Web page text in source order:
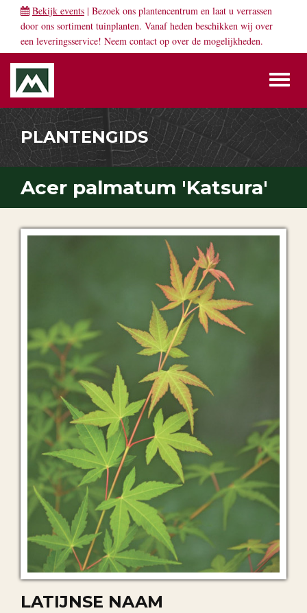
Bekijk events | Bezoek ons plantencentrum en laat u verrassen
door ons sortiment tuinplanten. Vanaf heden beschikken wij over
een leveringsservice! Neem contact op over de mogelijkheden.
PLANTENGIDS
Acer palmatum 'Katsura'
LATIJNSE NAAM